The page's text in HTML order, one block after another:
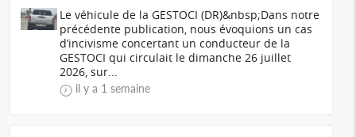
Le véhicule de la GESTOCI (DR)&nbsp;Dans notre
précédente publication, nous évoquions un cas
d’incivisme concertant un conducteur de la
GESTOCI qui circulait le dimanche 26 juillet
2026, sur...
il y a 1 semaine